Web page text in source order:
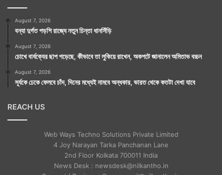
August 7, 2026
বন্যা দুর্গত পড়শি রাজ্যে নতুন চিন্তা ধানসিঁড়ি
August 7, 2026
চোখে বার্ধক্যের ছাপ পড়েছে, কীভাবে তা লুকিয়ে রাখেন, অকপটে জানালেন অমিতাভ বচ্চন
August 7, 2026
সূর্যকে ঢেকে ফেলবে চাঁদ, দিনের মধ্যেই নামবে অন্ধকার, ভারত থেকে কতটা দেখা যাবে
REACH US
Web Ways Techno Solutions Private Limited
4 Joy Narayan Tarka Panchanan Lane
2nd Floor Kolkata 700011 India
News Desk : newsdesk@nilkantho.in